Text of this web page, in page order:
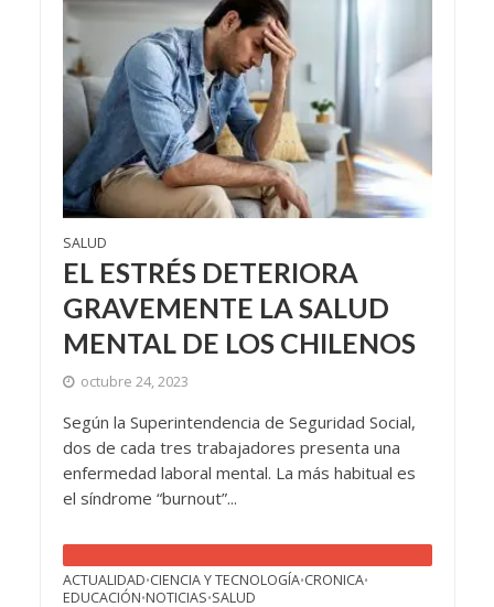
SALUD
EL ESTRÉS DETERIORA
GRAVEMENTE LA SALUD
MENTAL DE LOS CHILENOS
octubre 24, 2023
Según la Superintendencia de Seguridad Social,
dos de cada tres trabajadores presenta una
enfermedad laboral mental. La más habitual es
el síndrome “burnout”...
ACTUALIDAD•CIENCIA Y TECNOLOGÍA•CRONICA•
EDUCACIÓN•NOTICIAS•SALUD